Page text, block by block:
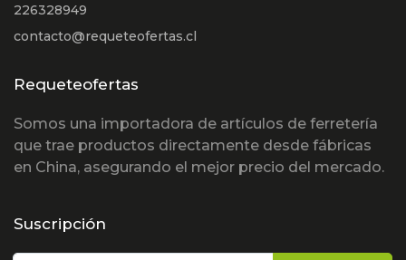
226328949
contacto@requeteofertas.cl
Requeteofertas
Somos una importadora de artículos de ferretería
que trae productos directamente desde fábricas
en China, asegurando el mejor precio del mercado.
Suscripción